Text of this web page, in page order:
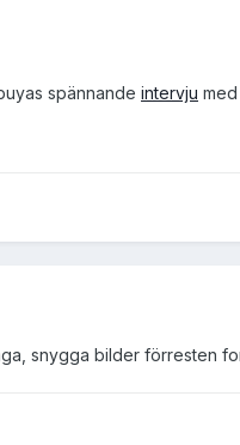
spännande intervju med
snygga bilder förresten